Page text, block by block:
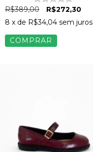
R$389,00
R$272,30
8 x de R$34,04 sem juros
COMPRAR